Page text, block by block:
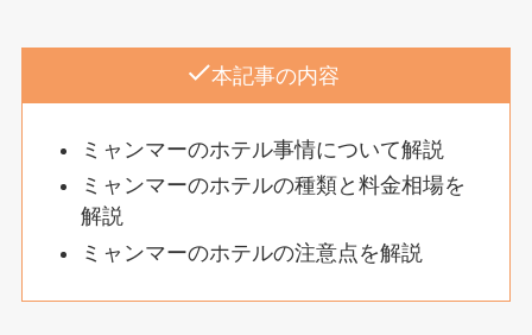
本記事の内容
ミャンマーのホテル事情について解説
ミャンマーのホテルの種類と料金相場を
解説
ミャンマーのホテルの注意点を解説